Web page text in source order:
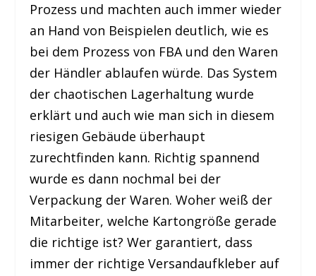
Prozess und machten auch immer wieder
an Hand von Beispielen deutlich, wie es
bei dem Prozess von FBA und den Waren
der Händler ablaufen würde. Das System
der chaotischen Lagerhaltung wurde
erklärt und auch wie man sich in diesem
riesigen Gebäude überhaupt
zurechtfinden kann. Richtig spannend
wurde es dann nochmal bei der
Verpackung der Waren. Woher weiß der
Mitarbeiter, welche Kartongröße gerade
die richtige ist? Wer garantiert, dass
immer der richtige Versandaufkleber auf